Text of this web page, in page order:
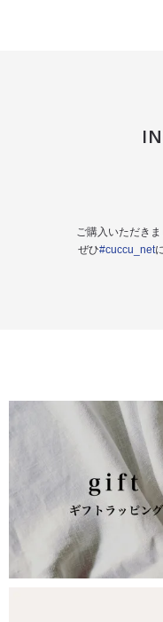
ご購入いただき
ぜひ#cuccu_net